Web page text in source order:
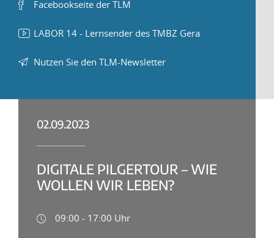
Facebookseite der TLM
LABOR 14 - Lernsender des TMBZ Gera
Nutzen Sie den TLM-Newsletter
02.09.2023
DIGITALE PILGERTOUR – WIE
WOLLEN WIR LEBEN?
09:00 - 17:00 Uhr